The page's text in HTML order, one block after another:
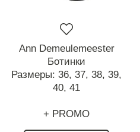
Ann Demeulemeester
Ботинки
Размеры: 36, 37, 38, 39,
40, 41
+ PROMO